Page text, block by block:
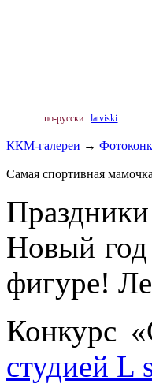
по-русски latviski
ККМ-галереи →
Cамая спортивная мамочка
Новый
фигуре!
Конкурс
студией L